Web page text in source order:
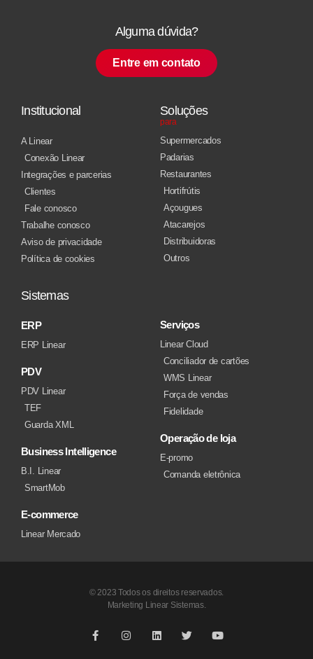
Alguma dúvida?
Entre em contato
Institucional
A Linear
Conexão Linear
Integrações e parcerias
Clientes
Fale conosco
Trabalhe conosco
Aviso de privacidade
Política de cookies
Soluções
para
Supermercados
Padarias
Restaurantes
Hortifrútis
Açougues
Atacarejos
Distribuidoras
Outros
Sistemas
ERP
ERP Linear
PDV
PDV Linear
TEF
Guarda XML
Business Intelligence
B.I. Linear
SmartMob
E-commerce
Linear Mercado
Serviços
Linear Cloud
Conciliador de cartões
WMS Linear
Força de vendas
Fidelidade
Operação de loja
E-promo
Comanda eletrônica
© 2023 Todos os direitos reservados.
Marketing Linear Sistemas.